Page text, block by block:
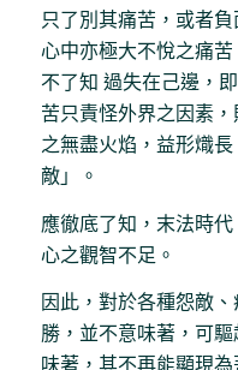
只了別其痛苦，或者
心中亦極大不悅之痛
不了知 過失在己邊，
苦只責怪外界之因素
之無盡火焰，益形熾
敵」。
應徹底了知，末法時
心之觀智不足。
因此，對於各種怨敵
勝，並不意味著，可
味著，其不再能顯現